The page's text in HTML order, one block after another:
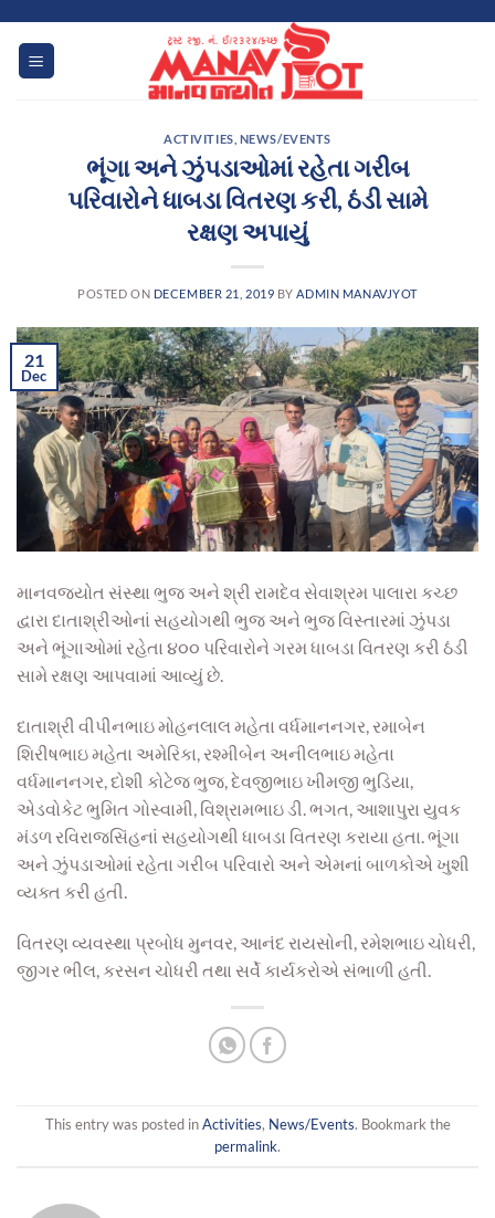
content
ACTIVITIES NEWS/EVENTS
ભૂંગા અને ઝુંપડાઓમાં રહેતા ગરીબ
પરિવારોને ધાબડા વિતરણ કરી, ઠંડી સામે
રક્ષણ અપાયું
POSTED ON DECEMBER 21, 2019 BY ADMIN MANAVJYOT
21
Dec
માનવજ્યોત સંસ્થા ભુજ અને શ્રી રામદેવ સેવાશ્રમ પાલારા કચ્છ
દ્વારા દાતાશ્રીઓનાં સહયોગથી ભુજ અને ભુજ વિસ્તારમાં ઝુંપડા
અને ભૂંગાઓમાં રહેતા ૪૦૦ પરિવારોને ગરમ ધાબડા વિતરણ કરી ઠંડી
સામે રક્ષણ આપવામાં આવ્યું છે.
દાતાશ્રી વીપીનભાઇ મોહનલાલ મહેતા વર્ધમાનનગર, રમાબેન
શિરીષભાઇ મહેતા અમેરિકા, રશ્મીબેન અનીલભાઇ મહેતા
વર્ધમાનનગર, દોશી કોટેજ ભુજ, દેવજીભાઇ ખીમજી ભુડિયા,
એડવોકેટ ભુમિત ગોસ્વામી, વિશ્રામભાઇ ડી. ભગત, આશાપુરા યુવક
મંડળ રવિરાજસિંહનાં સહયોગથી ધાબડા વિતરણ કરાયા હતા. ભૂંગા
અને ઝુંપડાઓમાં રહેતા ગરીબ પરિવારો અને એમનાં બાળકોએ ખુશી
વ્યક્ત કરી હતી.
વિતરણ વ્યવસ્થા પ્રબોધ મુનવર, આનંદ રાયસોની, રમેશભાઇ ચોધરી,
જીગર ભીલ, કરસન ચોધરી તથા સર્વે કાર્યકરોએ સંભાળી હતી.
This entry was posted inActivities, News/Events. Bookmark the
permalink.